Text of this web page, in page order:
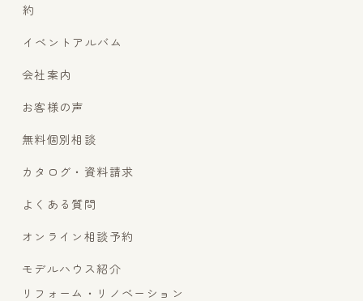
約
イベントアルバム
会社案内
無料個別相談
カタログ・資料請求
お客様の声
よくある質問
オンライン相談予約
モデルハウス紹介
リフォーム・リノベーション